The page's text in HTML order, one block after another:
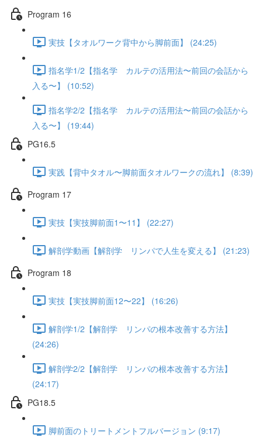
Program 16
実技【タオルワーク背中から脚前面】 (24:25)
指名学1/2【指名学 カルテの活用法〜前回の会話から
入る〜】 (10:52)
指名学2/2【指名学 カルテの活用法〜前回の会話から
入る〜】 (19:44)
PG16.5
実践【背中タオル〜脚前面タオルワークの流れ】 (8:39)
Program 17
実技【実技脚前面1〜11】 (22:27)
解剖学動画【解剖学 リンパで人生を変える】 (21:23)
Program 18
実技【実技脚前面12〜22】 (16:26)
解剖学1/2【解剖学 リンパの根本改善する方法】
(24:26)
解剖学2/2【解剖学 リンパの根本改善する方法】
(24:17)
PG18.5
脚前面のトリートメントフルバージョン (9:17)